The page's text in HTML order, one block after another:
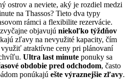
ostrov a neviete, aký je rozdiel medzi
na Thassos? Tieto dva typy
rámci a flexibilite rezervácie.
objavujú niekoľko týždňov
zľavy na nevyužité kapacity, čím
atraktívne ceny pri plánovaní
Ultra last minute ponuky sa
obdobie pred odchodom, často
ponúkajú ešte výraznejšie zľavy.